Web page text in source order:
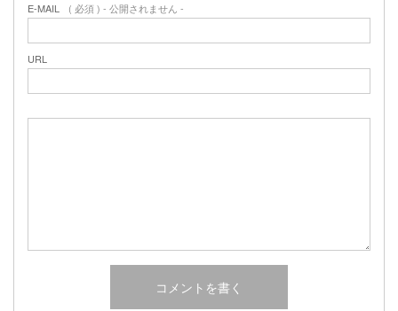
E-MAIL ( 必須 ) - 公開されません -
URL